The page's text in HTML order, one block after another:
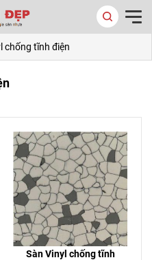
chống tĩnh điện
Sàn Vinyl chống tĩnh